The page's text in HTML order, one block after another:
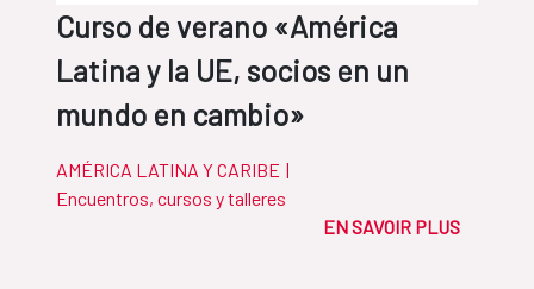
Curso de verano «América
Latina y la UE, socios en un
mundo en cambio»
AMÉRICA LATINA Y CARIBE |
Encuentros, cursos y talleres
EN SAVOIR PLUS